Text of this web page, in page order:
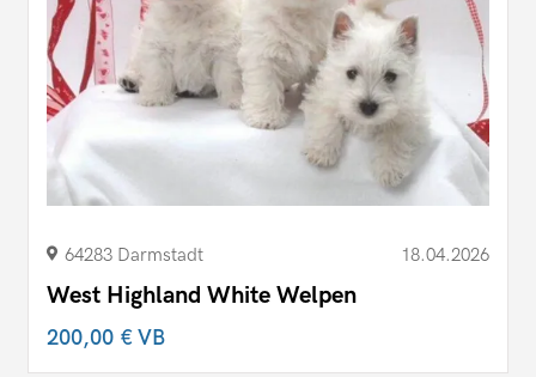
64283 Darmstadt 18.04.2026
West Highland White Welpen
200,00 €VB